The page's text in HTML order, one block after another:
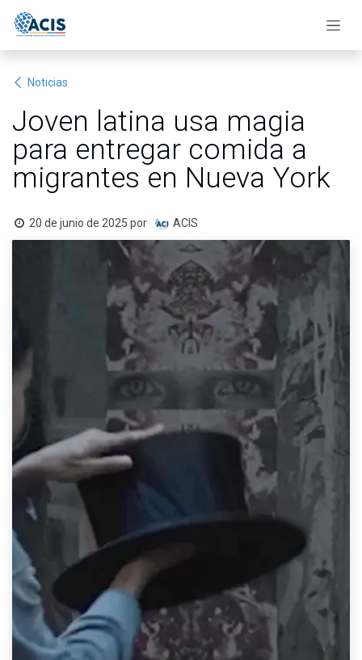
Noticias
Joven latina usa magia
para entregar comida a
migrantes en Nueva York
20 de junio de 2025 por ACIS